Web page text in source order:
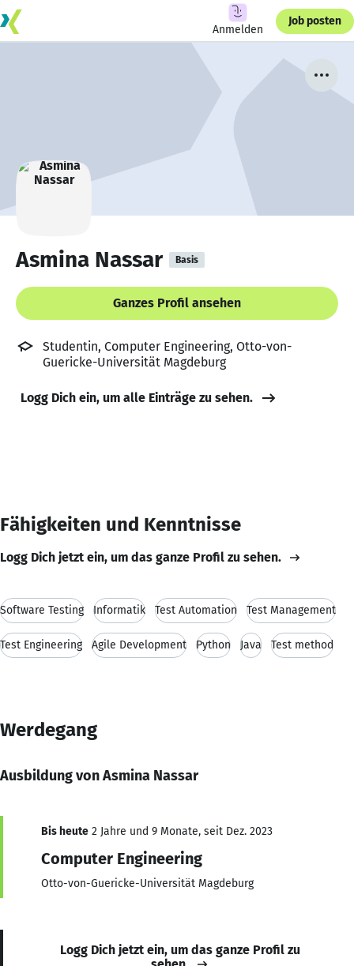
Anmelden
Job posten
Asmina Nassar Basis
Ganzes Profil ansehen
Studentin, Computer Engineering, Otto-von-
Guericke-Universität Magdeburg
Logg Dich ein, um alle Einträge zu sehen.
Fähigkeiten und Kenntnisse
Logg Dich jetzt ein, um das ganze Profil zu sehen.
Software Testing Informatik Test Automation Test Management
Test Engineering Agile Development Python Java Test method
Werdegang
Ausbildung von Asmina Nassar
Bis heute 2 Jahre und 9 Monate, seit Dez. 2023
Computer Engineering
Otto-von-Guericke-Universität Magdeburg
Logg Dich jetzt ein, um das ganze Profil zu